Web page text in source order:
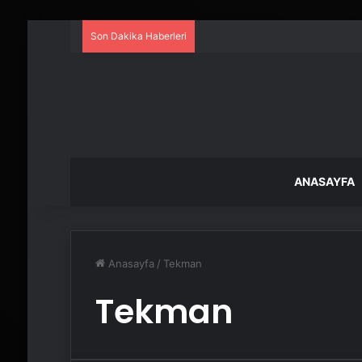
Son Dakika Haberleri
ANASAYFA
Anasayfa / Tekman
Tekman